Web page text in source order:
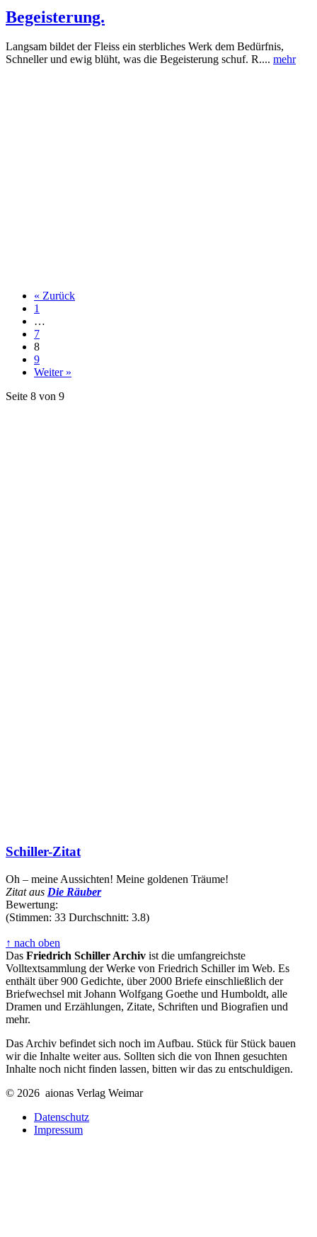
Begeisterung.
Langsam bildet der Fleiss ein sterbliches Werk dem Bedürfnis,
Schneller und ewig blüht, was die Begeisterung schuf. R.... mehr
« Zurück
1
…
7
8
9
Weiter »
Seite 8 von 9
Schiller-Zitat
Oh – meine Aussichten! Meine goldenen Träume!
Zitat aus Die Räuber
Bewertung:
(Stimmen: 33 Durchschnitt: 3.8)
↑ nach oben
Das Friedrich Schiller Archiv ist die umfangreichste
Volltextsammlung der Werke von Friedrich Schiller im Web. Es
enthält über 900 Gedichte, über 2000 Briefe einschließlich der
Briefwechsel mit Johann Wolfgang Goethe und Humboldt, alle
Dramen und Erzählungen, Zitate, Schriften und Biografien und
mehr.
Das Archiv befindet sich noch im Aufbau. Stück für Stück bauen
wir die Inhalte weiter aus. Sollten sich die von Ihnen gesuchten
Inhalte noch nicht finden lassen, bitten wir das zu entschuldigen.
© 2026 aionas Verlag Weimar
Datenschutz
Impressum